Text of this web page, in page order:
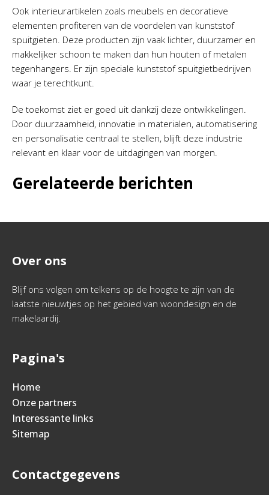
Ook interieurartikelen zoals meubels en decoratieve
elementen profiteren van de voordelen van kunststof
spuitgieten. Deze producten zijn vaak lichter, duurzamer en
makkelijker schoon te maken dan hun houten of metalen
tegenhangers. Er zijn speciale kunststof spuitgietbedrijven
waar je terechtkunt.
De toekomst ziet er goed uit dankzij deze ontwikkelingen.
Door duurzaamheid, innovatie in materialen, automatisering
en personalisatie centraal te stellen, blijft deze industrie
relevant en klaar voor de uitdagingen van morgen.
Gerelateerde berichten
Over ons
Blijf ons volgen om telkens op de hoogte te zijn van de
laatste nieuwtjes op het gebied van woondesign en de
makelaardij.
Pagina's
Home
Onze partners
Interessante links
Sitemap
Contactgegevens